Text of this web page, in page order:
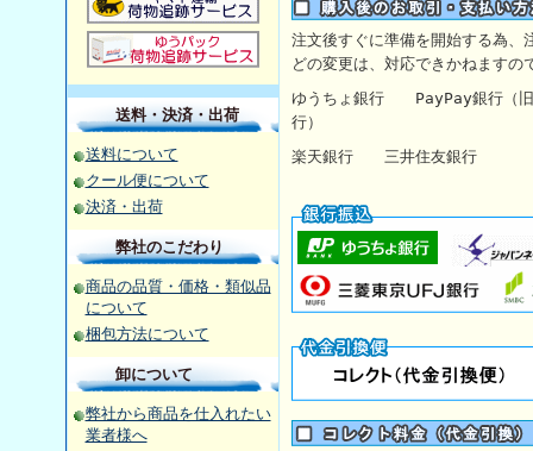
送料・決済・出荷
送料について
クール便について
決済・出荷
弊社のこだわり
商品の品質・価格・類似品
について
梱包方法について
卸について
弊社から商品を仕入れたい
業者様へ
注文後すぐに準備を開始する為、
どの変更は、対応できかねますの
ゆうちょ銀行 PayPay銀行（
行）
楽天銀行 三井住友銀行 【